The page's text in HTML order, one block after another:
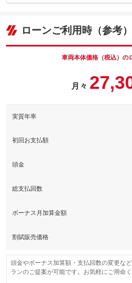
このパックの見積
車両本体価
パック内容
車両本体価
339.6
このパックの見積
ローンご利用時（参考）
車両本体価格（税込）の
月々
実質年率
初回お支払額
頭金
総支払回数
ボーナス月加算金額
割賦販売価格
頭金やボーナス加算額・支払回数の変更な
ランのご提案が可能です。お気軽にご用命く